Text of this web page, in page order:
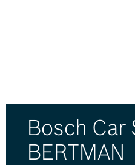
Bosch Car
BERTMAN